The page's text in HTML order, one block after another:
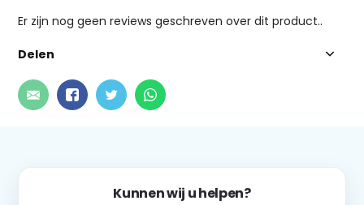
Er zijn nog geen reviews geschreven over dit product..
Delen
Kunnen wij u helpen?